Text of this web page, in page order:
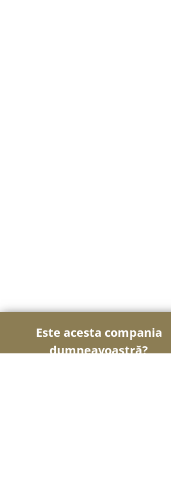
Este acesta compania
dumneavoastră?